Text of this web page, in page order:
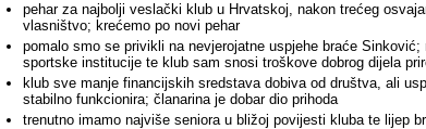
pehar za najbolji veslački klub u Hrvatskoj, nakon trećeg
vlasništvo; krećemo po novi pehar
pomalo smo se privikli na nevjerojatne uspjehe braće
sportske institucije te klub sam snosi troškove dobrog dijela
klub sve manje financijskih sredstava dobiva od društva, ali
stabilno funkcionira; članarina je dobar dio prihoda
trenutno imamo najviše seniora u bližoj povijesti kluba te lijep